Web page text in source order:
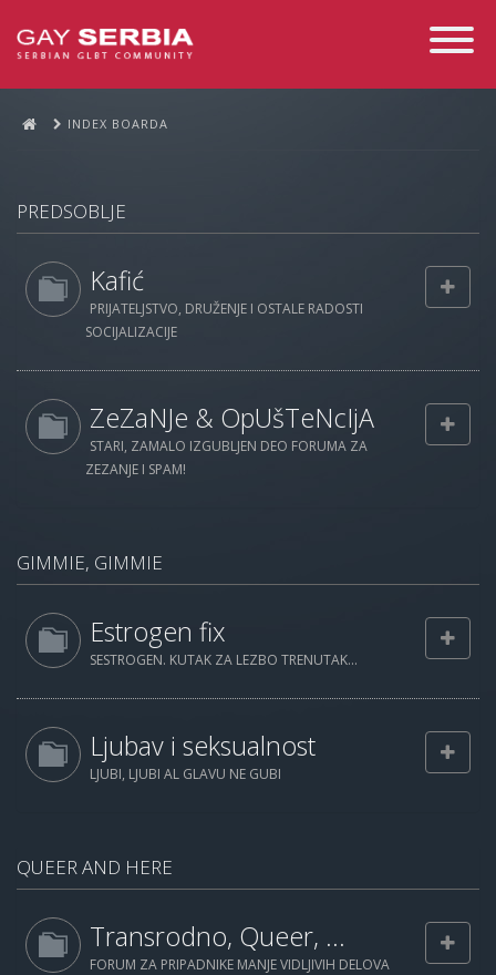
Toggle
INDEX BOARDA
PREDSOBLJE
Kafić
PRIJATELJSTVO, DRUŽENJE I OSTALE RADOSTI
SOCIJALIZACIJE
ZeZaNJe & OpUšTeNcIjA
STARI, ZAMALO IZGUBLJEN DEO FORUMA ZA
ZEZANJE I SPAM!
GIMMIE, GIMMIE
Estrogen fix
SESTROGEN. KUTAK ZA LEZBO TRENUTAK...
Ljubav i seksualnost
LJUBI, LJUBI AL GLAVU NE GUBI
QUEER AND HERE
Transrodno, Queer, ...
FORUM ZA PRIPADNIKE MANJE VIDLJIVIH DELOVA